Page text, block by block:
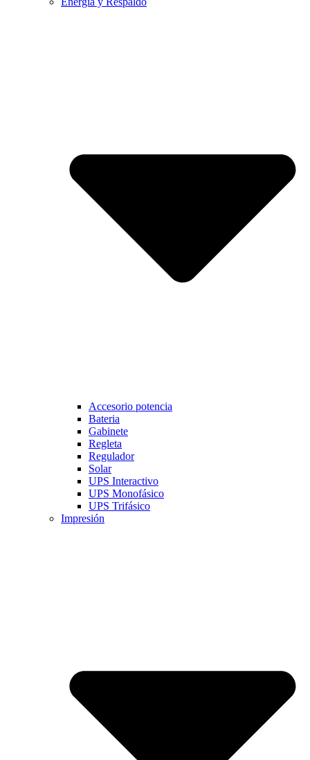
Accesorio potencia
Bateria
Gabinete
Regleta
Regulador
Solar
UPS Interactivo
UPS Monofásico
UPS Trifásico
Impresión